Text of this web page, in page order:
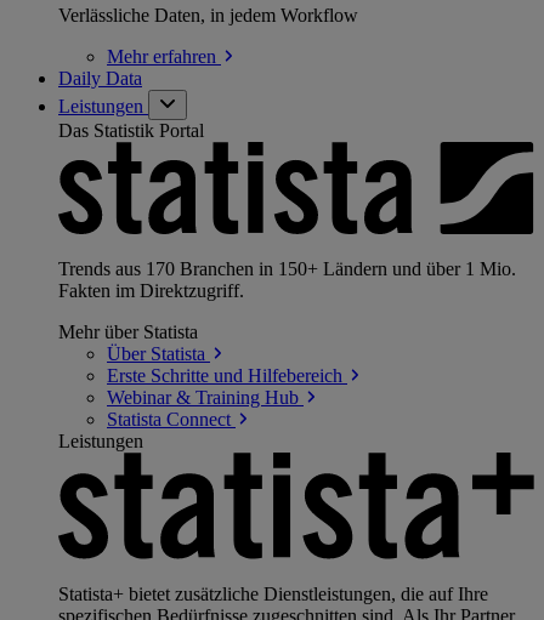
Verlässliche Daten, in jedem Workflow
Mehrerfahren
Daily Data
Leistungen
Das Statistik Portal
Trends aus 170 Branchen in 150+ Ländern und über 1 Mio.
Fakten im Direktzugriff.
Mehr über Statista
Über Statista
Erste Schritte und Hilfebereich
Webinar & Training Hub
Statista Connect
Leistungen
Statista+ bietet zusätzliche Dienstleistungen, die auf Ihre
spezifischen Bedürfnisse zugeschnitten sind. Als Ihr Partner